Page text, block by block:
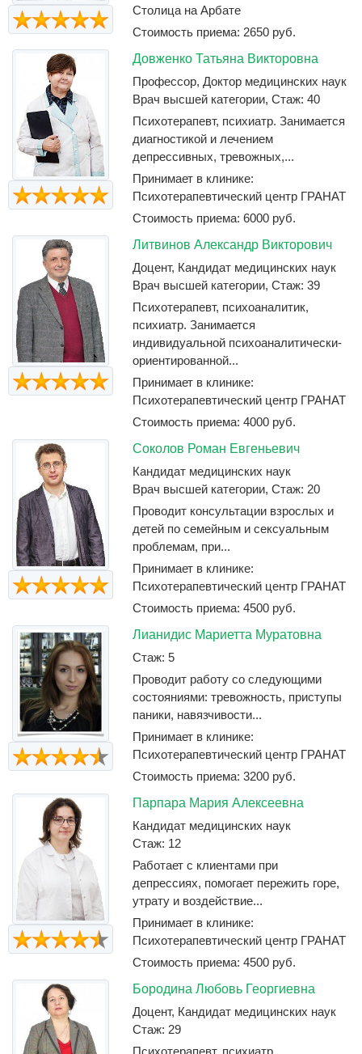
Столица на Арбате
Стоимость приема: 2650 руб.
Довженко Татьяна Викторовна
Профессор, Доктор медицинских наук
Врач высшей категории, Стаж: 40
Психотерапевт, психиатр. Занимается
диагностикой и лечением
депрессивных, тревожных,...
Принимает в клинике:
Психотерапевтический центр ГРАНАТ
Стоимость приема: 6000 руб.
Литвинов Александр Викторович
Доцент, Кандидат медицинских наук
Врач высшей категории, Стаж: 39
Психотерапевт, психоаналитик,
психиатр. Занимается
индивидуальной психоаналитически-
ориентированной...
Принимает в клинике:
Психотерапевтический центр ГРАНАТ
Стоимость приема: 4000 руб.
Соколов Роман Евгеньевич
Кандидат медицинских наук
Врач высшей категории, Стаж: 20
Проводит консультации взрослых и
детей по семейным и сексуальным
проблемам, при...
Принимает в клинике:
Психотерапевтический центр ГРАНАТ
Стоимость приема: 4500 руб.
Лианидис Мариетта Муратовна
Стаж: 5
Проводит работу со следующими
состояниями: тревожность, приступы
паники, навязчивости...
Принимает в клинике:
Психотерапевтический центр ГРАНАТ
Стоимость приема: 3200 руб.
Парпара Мария Алексеевна
Кандидат медицинских наук
Стаж: 12
Работает с клиентами при
депрессиях, помогает пережить горе,
утрату и воздействие...
Принимает в клинике:
Психотерапевтический центр ГРАНАТ
Стоимость приема: 4500 руб.
Бородина Любовь Георгиевна
Доцент, Кандидат медицинских наук
Стаж: 29
Психотерапевт, психиатр,